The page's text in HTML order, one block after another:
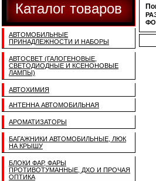
Каталог товаров
АВТОМОБИЛЬНЫЕ
ПРИНАДЛЕЖНОСТИ И НАБОРЫ
АВТОСВЕТ (ГАЛОГЕНОВЫЕ,
СВЕТОДИОДНЫЕ И КСЕНОНОВЫЕ
ЛАМПЫ)
АВТОХИМИЯ
АНТЕННА АВТОМОБИЛЬНАЯ
АРОМАТИЗАТОРЫ
БАГАЖНИКИ АВТОМОБИЛЬНЫЕ, ЛЮК
НА КРЫШУ
БЛОКИ ФАР, ФАРЫ
ПРОТИВОТУМАННЫЕ, ДХО И ПРОЧАЯ
ОПТИКА